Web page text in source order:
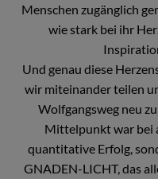
Menschen zugänglich
wie stark bei ihr
Und genau diese
wir miteinander teilen
Wolfgangsweg neu
Mittelpunkt war bei
quantitative Erfolg,
GNADEN-LICHT, das